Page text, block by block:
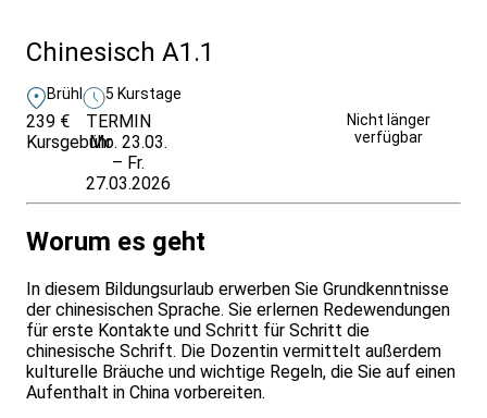
Chinesisch A1.1
Brühl 5 Kurstage
239 €
Kursgebühr
TERMIN
Mo. 23.03.
– Fr.
27.03.2026
Nicht länger
verfügbar
Worum es geht
In diesem Bildungsurlaub erwerben Sie Grundkenntnisse
der chinesischen Sprache. Sie erlernen Redewendungen
für erste Kontakte und Schritt für Schritt die
chinesische Schrift. Die Dozentin vermittelt außerdem
kulturelle Bräuche und wichtige Regeln, die Sie auf einen
Aufenthalt in China vorbereiten.